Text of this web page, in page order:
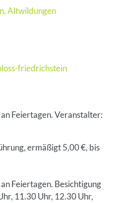
Altwildungen
friedrichstein
anzeigen
Feiertagen. Veranstalter:
ermäßigt 5,00 €, bis
Feiertagen. Besichtigung
11.30 Uhr, 12.30 Uhr,